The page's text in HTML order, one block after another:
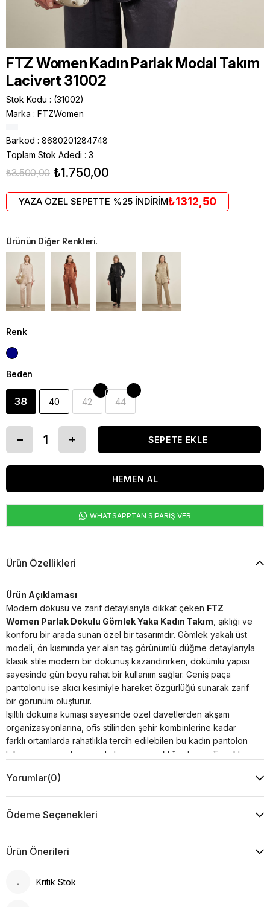
FTZ Women Kadın Parlak Modal Takım
Lacivert 31002
Stok Kodu
(31002)
Marka : FTZWomen
Barkod : 8680201284748
Toplam Stok Adedi : 3
₺3.500,00 ₺1.750,00
YAZA ÖZEL SEPETTE %25 İNDİRİM₺1312,50
Ürünün Diğer Renkleri.
Renk
Beden
38 40 42 44
WHATSAPPTAN SİPARİŞ VER
Ürün Özellikleri
Ürün Açıklaması
Modern dokusu ve zarif detaylarıyla dikkat çeken FTZ
Women Parlak Dokulu Gömlek Yaka Kadın Takım , şıklığı ve
konforu bir arada sunan özel bir tasarımdır. Gömlek yakalı üst
modeli, ön kısmında yer alan taş görünümlü düğme detaylarıyla
klasik stile modern bir dokunuş kazandırırken, dökümlü yapısı
sayesinde gün boyu rahat bir kullanım sağlar. Geniş paça
pantolonu ise akıcı kesimiyle hareket özgürlüğü sunarak zarif
bir görünüm oluşturur.
Işıltılı dokuma kumaşı sayesinde özel davetlerden akşam
organizasyonlarına, ofis stilinden şehir kombinlerine kadar
farklı ortamlarda rahatlıkla tercih edilebilen bu kadın pantolon
takım, zamansız tasarımıyla her sezon şıklığını korur. Topuklu
tamamlanarak sofistike ve modern bir stil oluşturur. Günlük
konforu ve özel gün şıklığını bir araya getiren bu model,
gardırobunuzun vazgeçilmez parçalarından biri olmaya
adaydır.
Ürün Özellikleri
Kumaş : %30 Viskon %20 Pamuk %50 Akrilik
Yaka Tipi : Gömlek Yaka
Desen : Düz
Yorumlar(0)
Ödeme Seçenekleri
Ürün Önerileri
Kritik Stok